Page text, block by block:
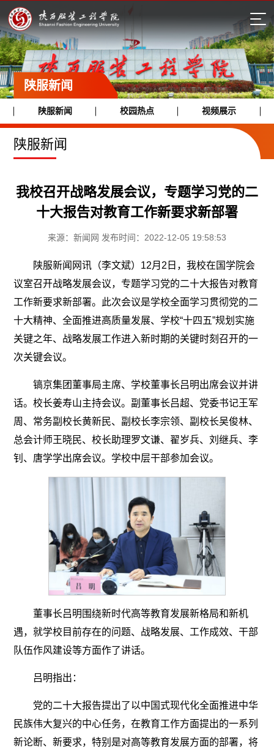
陕服新闻
陕服新闻 校园热点 视频展示
陕服新闻
我校召开战略发展会议，专题学习党的二
十大报告对教育工作新要求新部署
来源：新闻网 发布时间：2022-12-05 19:58:53
陕服新闻网讯（李文斌）12月2日，我校在国学院会
议室召开战略发展会议，专题学习党的二十大报告对教育
工作新要求新部署。此次会议是学校全面学习贯彻党的二
十大精神、全面推进高质量发展、学校“十四五”规划实施
关键之年、战略发展工作进入新时期的关键时刻召开的一
次关键会议。
镐京集团董事局主席、学校董事长吕明出席会议并讲
话。校长姜寿山主持会议。副董事长吕超、党委书记王军
周、常务副校长黄新民、副校长李宗领、副校长吴俊林、
总会计师王晓民、校长助理罗文谦、翟岁兵、刘继兵、李
钊、唐学学出席会议。学校中层干部参加会议。
董事长吕明围绕新时代高等教育发展新格局和新机
遇，就学校目前存在的问题、战略发展、工作成效、干部
队伍作风建设等方面作了讲话。
吕明指出：
党的二十大报告提出了以中国式现代化全面推进中华
民族伟大复兴的中心任务，在教育工作方面提出的一系列
新论断、新要求，特别是对高等教育发展方面的部署，将